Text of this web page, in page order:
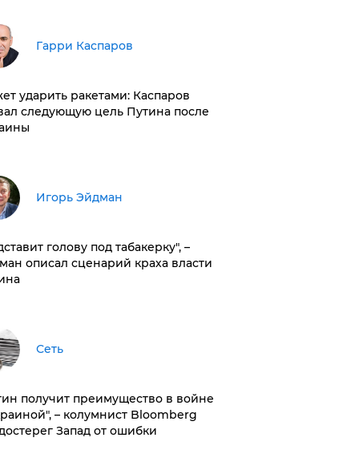
Гарри Каспаров
ударить ракетами: Каспаров
следующую цель Путина после
Игорь Эйдман
голову под табакерку", –
описал сценарий краха власти
Сеть
получит преимущество в войне
– колумнист Bloomberg
Запад от ошибки